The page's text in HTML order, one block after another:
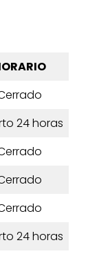
24 horas
24 horas